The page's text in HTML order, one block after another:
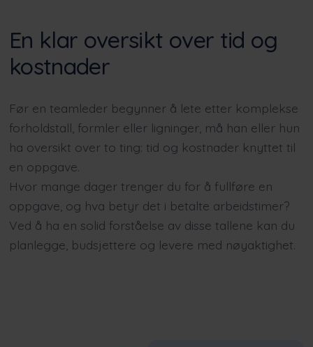
En klar oversikt over tid og
kostnader
Før en teamleder begynner å lete etter komplekse
forholdstall, formler eller ligninger, må han eller hun
ha oversikt over to ting: tid og kostnader knyttet til
en oppgave.
Hvor mange dager trenger du for å fullføre en
oppgave, og hva betyr det i betalte arbeidstimer?
Ved å ha en solid forståelse av disse tallene kan du
planlegge, budsjettere og levere med nøyaktighet.